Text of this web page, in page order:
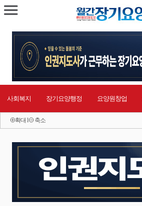
사회복지 장기요양행정 요양원창업
확대 l 축소